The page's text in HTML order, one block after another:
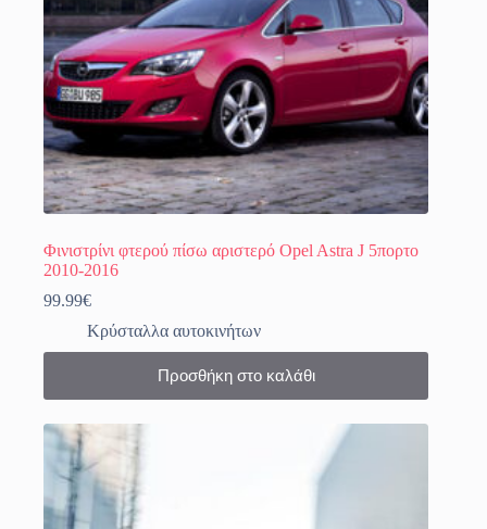
Φινιστρίνι φτερού πίσω αριστερό Opel Astra J 5πορτο
2010-2016
99.99€
Κρύσταλλα αυτοκινήτων
Προσθήκη στο καλάθι